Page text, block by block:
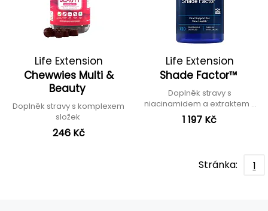
Life Extension
Chewwies Multi &
Beauty
Doplněk stravy s komplexem
složek
246 Kč
Life Extension
Shade Factor™
Doplněk stravy s
niacinamidem a extraktem z
kapradiny
1 197 Kč
Stránka: 1